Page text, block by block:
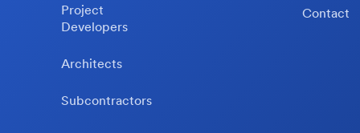
Project
Developers
Architects
Subcontractors
Contact